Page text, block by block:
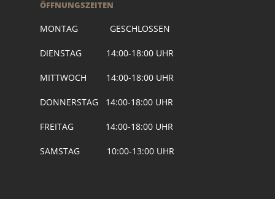
ÖFFNUNGSZEITEN
MONTAG GESCHLOSSEN
DIENSTAG 14:00-18:00 UHR
MITTWOCH 14:00-18:00 UHR
DONNERSTAG 14:00-18:00 UHR
FREITAG 14:00-18:00 UHR
SAMSTAG 10:00-13:00 UHR